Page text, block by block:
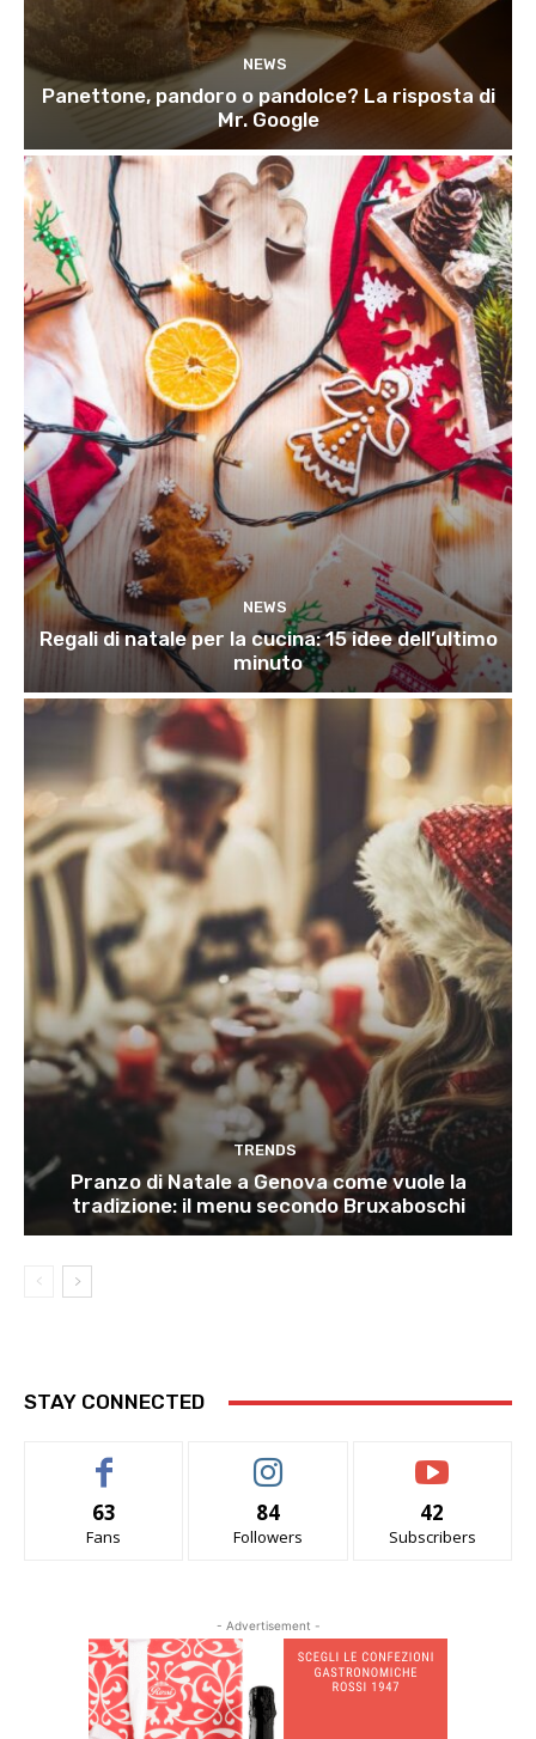
NEWS
Panettone, pandoro o pandolce? La risposta di
Mr. Google
NEWS
Regali di natale per la cucina: 15 idee dell’ultimo
minuto
TRENDS
Pranzo di Natale a Genova come vuole la
tradizione: il menu secondo Bruxaboschi
STAY CONNECTED
63
Fans
84
Followers
42
Subscribers
- Advertisement -